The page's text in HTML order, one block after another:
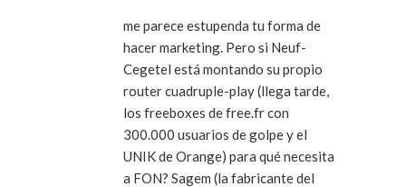
me parece estupenda tu forma de
hacer marketing. Pero si Neuf-
Cegetel está montando su propio
router cuadruple-play (llega tarde,
los freeboxes de free.fr con
300.000 usuarios de golpe y el
UNIK de Orange) para qué necesita
a FON? Sagem (la fabricante del